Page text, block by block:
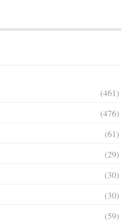
(461)
(476)
(61)
(29)
(30)
(30)
(59)